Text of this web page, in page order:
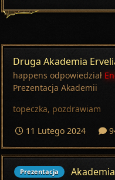
Druga Akademia
happens odpowiedział
Prezentacja Akademii
topeczka, pozdrawiam
11 Lutego 2024
Prezentacja